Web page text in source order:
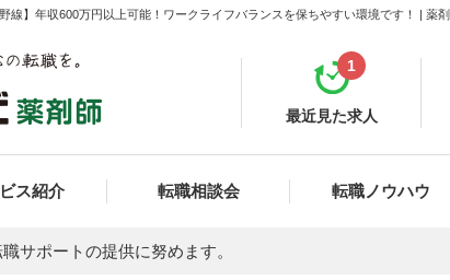
線】年収600万円以上可能！ワークライフバランスを保ちやすい環境です！ | 薬
最近見た求人
1
ス紹介 転職相談会 転職ノウハウ
サポートの提供に努めます。